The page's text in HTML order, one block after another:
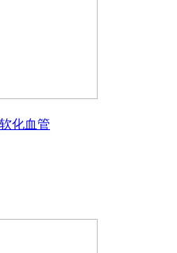
化血管